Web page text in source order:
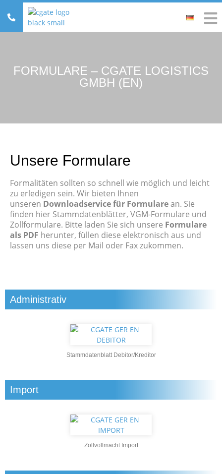
FORMULARE – CGATE LOGISTICS
GMBH (EN)
Unsere Formulare
Formalitäten sollten so schnell wie möglich und leicht
zu erledigen sein. Wir bieten Ihnen
unseren Downloadservice für Formularean. Sie
finden hier Stammdatenblätter, VGM-Formulare und
Zollformulare. Bitte laden Sie sich unsere Formulare
als PDF herunter, füllen diese elektronisch aus und
lassen uns diese per Mail oder Fax zukommen.
Administrativ
Stammdatenblatt Debitor/Kreditor
Import
Zollvollmacht Import